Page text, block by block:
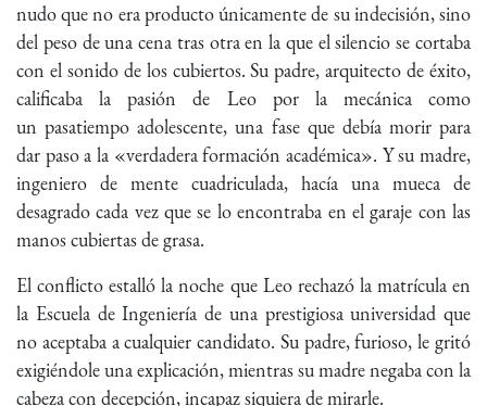
nudo que no era producto únicamente de su indecisión, sino
del peso de una cena tras otra en la que el silencio se cortaba
con el sonido de los cubiertos. Su padre, arquitecto de éxito,
calificaba la pasión de Leo por la mecánica como
un pasatiempo adolescente, una fase que debía morir para
dar paso a la «verdadera formación académica». Y su madre,
ingeniero de mente cuadriculada, hacía una mueca de
desagrado cada vez que se lo encontraba en el garaje con las
manos cubiertas de grasa.
El conflicto estalló la noche que Leo rechazó la matrícula en
la Escuela de Ingeniería de una prestigiosa universidad que
no aceptaba a cualquier candidato. Su padre, furioso, le gritó
exigiéndole una explicación, mientras su madre negaba con la
cabeza con decepción, incapaz siquiera de mirarle.